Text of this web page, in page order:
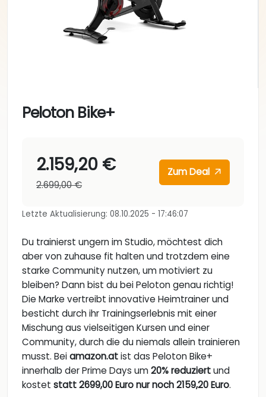
Peloton Bike+
2.159,20 €
2.699,00 €
Zum Deal
Letzte Aktualisierung: 08.10.2025 - 17:46:07
Du trainierst ungern im Studio, möchtest dich
aber von zuhause fit halten und trotzdem eine
starke Community nutzen, um motiviert zu
bleiben? Dann bist du bei Peloton genau richtig!
Die Marke vertreibt innovative Heimtrainer und
besticht durch ihr Trainingserlebnis mit einer
Mischung aus vielseitigen Kursen und einer
Community, durch die du niemals allein trainieren
musst. Beiamazon.atist das Peloton Bike+
innerhalb der Prime Days um20% reduziertund
kostet statt 2699,00 Euro nur noch 2159,20 Euro.